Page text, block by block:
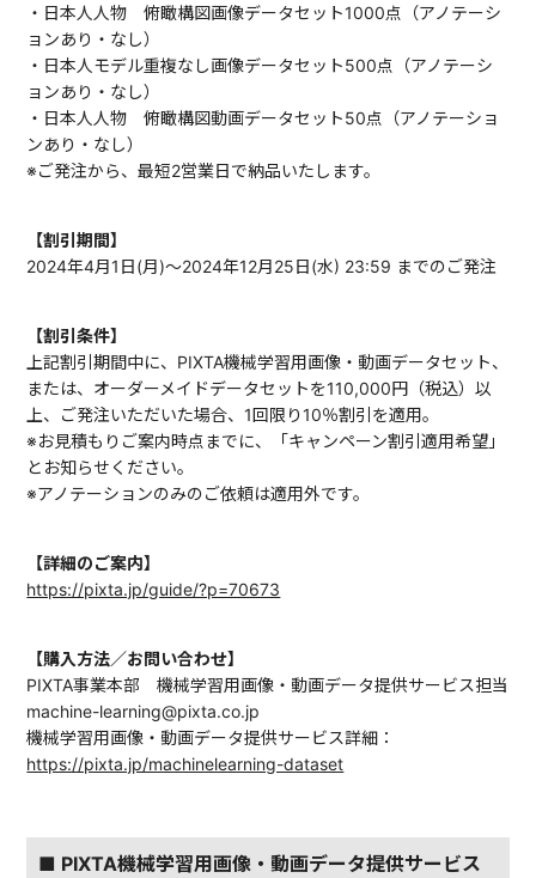
・日本人人物 俯瞰構図画像データセット1000点（アノテーシ
ョンあり・なし）
・日本人モデル重複なし画像データセット500点（アノテーシ
ョンあり・なし）
・日本人人物 俯瞰構図動画データセット50点（アノテーショ
ンあり・なし）
※ご発注から、最短2営業日で納品いたします。
【割引期間】
2024年4月1日(月)〜2024年12月25日(水) 23:59 までのご発注
【割引条件】
上記割引期間中に、PIXTA機械学習用画像・動画データセット、
または、オーダーメイドデータセットを110,000円（税込）以
上、ご発注いただいた場合、1回限り10％割引を適用。
※お見積もりご案内時点までに、「キャンペーン割引適用希望」
とお知らせください。
※アノテーションのみのご依頼は適用外です。
【詳細のご案内】
https://pixta.jp/guide/?p=70673
【購入方法／お問い合わせ】
PIXTA事業本部 機械学習用画像・動画データ提供サービス担当
machine-learning@pixta.co.jp
機械学習用画像・動画データ提供サービス詳細：
https://pixta.jp/machinelearning-dataset
■ PIXTA機械学習用画像・動画データ提供サービス